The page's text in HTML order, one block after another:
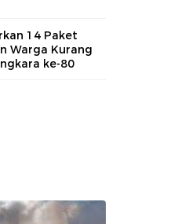
14 Paket
Warga Kurang
ke-80